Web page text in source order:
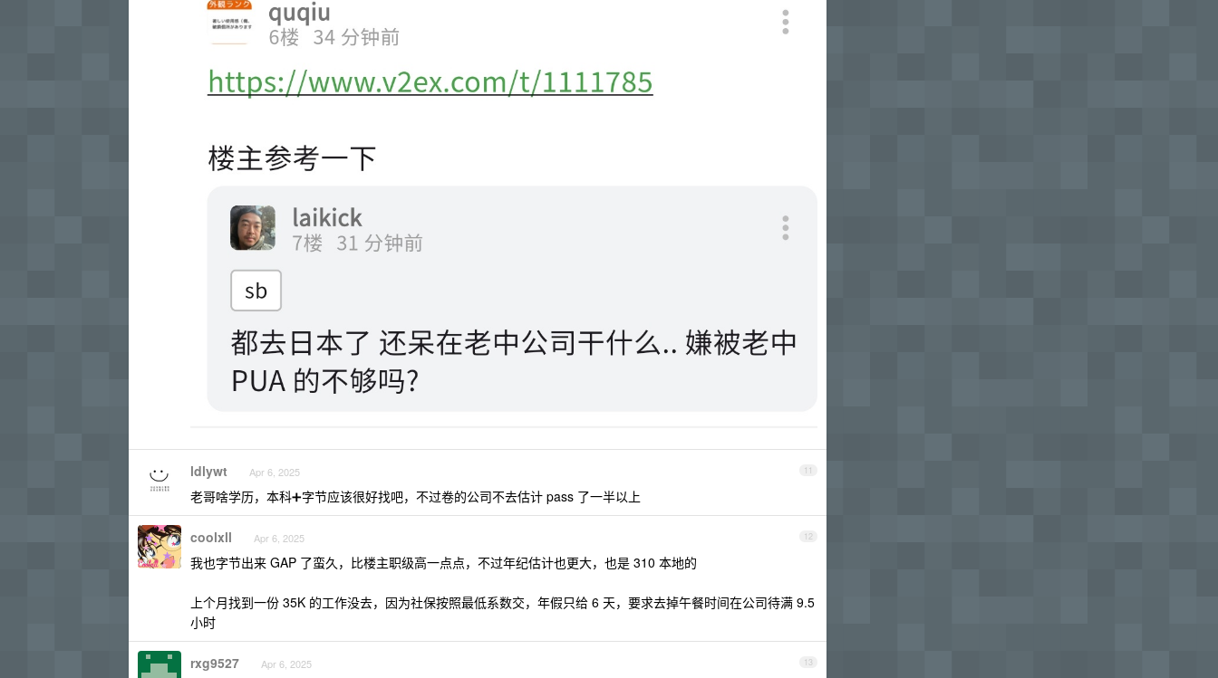
11
ldlywt Apr 6, 2025
老哥啥学历，本科➕字节应该很好找吧，不过卷的公司不去估计 pass 了一半以上
12
coolxll Apr 6, 2025
我也字节出来 GAP 了蛮久，比楼主职级高一点点，不过年纪估计也更大，也是 310 本地的
上个月找到一份 35K 的工作没去，因为社保按照最低系数交，年假只给 6 天，要求去掉午餐时间在公司待满 9.5
小时
13
rxg9527 Apr 6, 2025